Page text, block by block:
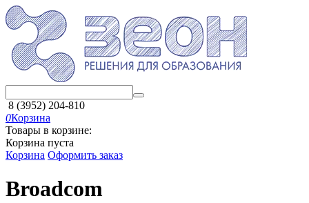
8 (3952) 204-810
0Корзина
Товары в корзине:
Корзина пуста
Корзина Оформить заказ
Broadcom